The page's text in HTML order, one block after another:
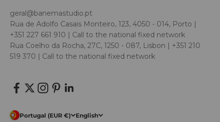
geral@banemastudio.pt
Rua de Adolfo Casais Monteiro, 123, 4050 - 014, Porto |
+351 227 661 910 | Call to the national fixed network
Rua Coelho da Rocha, 27C, 1250 - 087, Lisbon | +351 210
519 370 | Call to the national fixed network
Portugal (EUR €) English